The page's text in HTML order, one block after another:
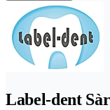
Label-dent